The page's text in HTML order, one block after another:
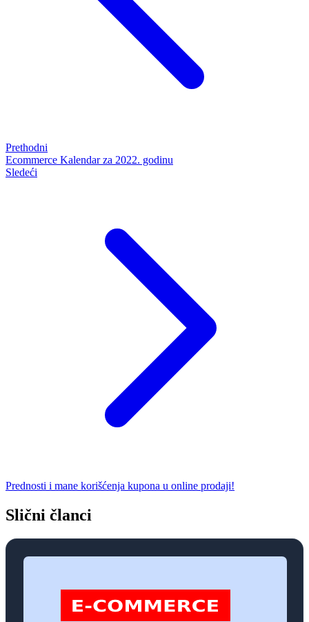
Prethodni
Ecommerce Kalendar za 2022. godinu
Sledeći
Prednosti i mane korišćenja kupona u online prodaji!
Slični članci